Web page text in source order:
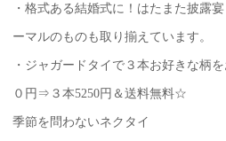
・格式ある結婚式に！はたまた披露
ーマルのものも取り揃えています。
・ジャガードタイで３本お好きな柄
０円⇒３本5250円＆送料無料☆
季節を問わないネクタイ